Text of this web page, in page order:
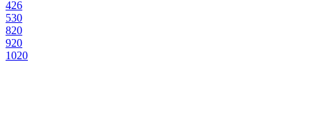
426
530
820
920
1020